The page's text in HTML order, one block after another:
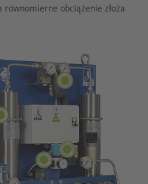
obciążenie złoża